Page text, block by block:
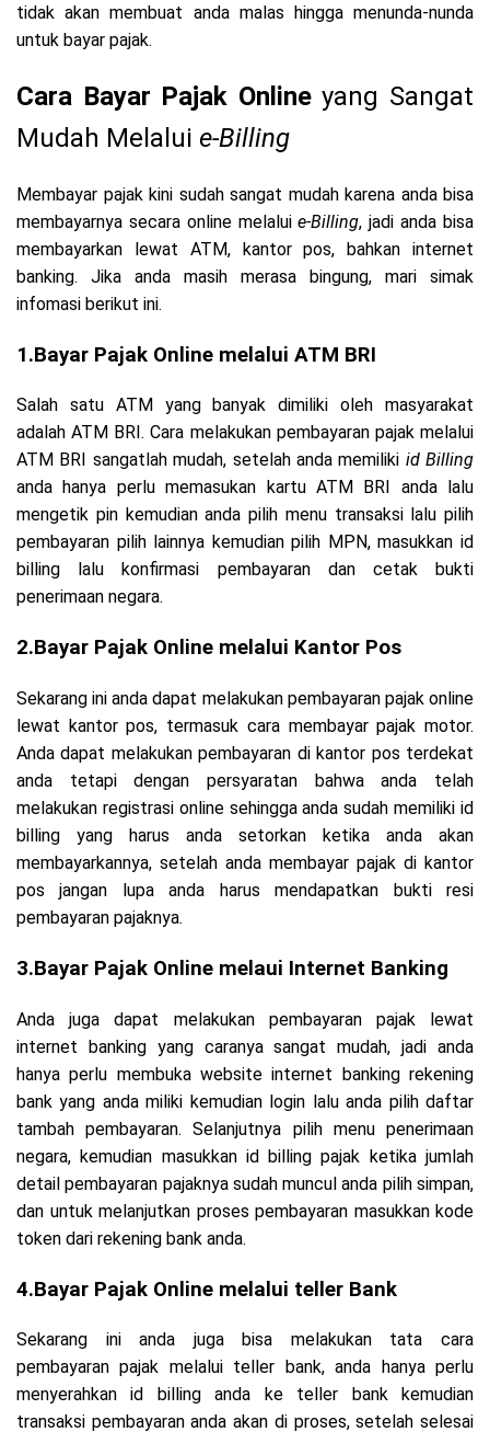
tidak akan membuat anda malas hingga menunda-nunda
untuk bayar pajak.
Cara Bayar Pajak Onlineyang Sangat
Mudah Melalui e-Billing
Membayar pajak kini sudah sangat mudah karena anda bisa
membayarnya secara online melaluie-Billing, jadi anda bisa
membayarkan lewat ATM, kantor pos, bahkan internet
banking. Jika anda masih merasa bingung, mari simak
infomasi berikut ini.
1.Bayar Pajak Online melalui ATM BRI
Salah satu ATM yang banyak dimiliki oleh masyarakat
adalah ATM BRI. Cara melakukan pembayaran pajak melalui
ATM BRI sangatlah mudah, setelah anda memiliki id Billing
anda hanya perlu memasukan kartu ATM BRI anda lalu
mengetik pin kemudian anda pilih menu transaksi lalu pilih
pembayaran pilih lainnya kemudian pilih MPN, masukkan id
billing lalu konfirmasi pembayaran dan cetak bukti
penerimaan negara.
2.Bayar Pajak Online melalui Kantor Pos
Sekarang ini anda dapat melakukan pembayaran pajak online
lewat kantor pos, termasuk cara membayar pajak motor.
Anda dapat melakukan pembayaran di kantor pos terdekat
anda tetapi dengan persyaratan bahwa anda telah
melakukan registrasi online sehingga anda sudah memiliki id
billing yang harus anda setorkan ketika anda akan
membayarkannya, setelah anda membayar pajak di kantor
pos jangan lupa anda harus mendapatkan bukti resi
pembayaran pajaknya.
3.Bayar Pajak Online melaui Internet Banking
Anda juga dapat melakukan pembayaran pajak lewat
internet banking yang caranya sangat mudah, jadi anda
hanya perlu membuka website internet banking rekening
bank yang anda miliki kemudian login lalu anda pilih daftar
tambah pembayaran. Selanjutnya pilih menu penerimaan
negara, kemudian masukkan id billing pajak ketika jumlah
detail pembayaran pajaknya sudah muncul anda pilih simpan,
dan untuk melanjutkan proses pembayaran masukkan kode
token dari rekening bank anda.
4.Bayar Pajak Online melalui teller Bank
Sekarang ini anda juga bisa melakukan tata cara
pembayaran pajak melalui teller bank, anda hanya perlu
menyerahkan id billing anda ke teller bank kemudian
transaksi pembayaran anda akan di proses, setelah selesai